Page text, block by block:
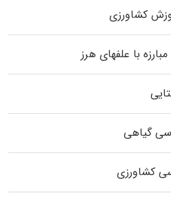
کشاورزی
با علفهای هرز
گیاهی
کشاورزی